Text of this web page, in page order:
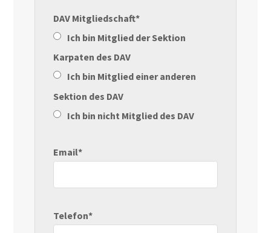
DAV Mitgliedschaft*
Ich bin Mitglied der Sektion
Karpaten des DAV
Ich bin Mitglied einer anderen
Sektion des DAV
Ich bin nicht Mitglied des DAV
Email*
Telefon*